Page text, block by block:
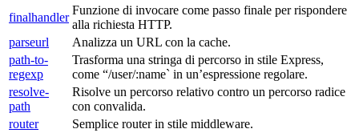
finalhandler
Funzione di invocare come passo finale per rispondere
alla richiesta HTTP.
parseurl
Analizza un URL con la cache.
path-to-
regexp
Trasforma una stringa di percorso in stile Express,
come “/user/:name` in un’espressione regolare.
resolve-
path
Risolve un percorso relativo contro un percorso radice
con convalida.
router
Semplice router in stile middleware.